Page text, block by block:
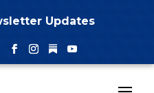
Updates
Facebook
Instagram
Follow
YouTube